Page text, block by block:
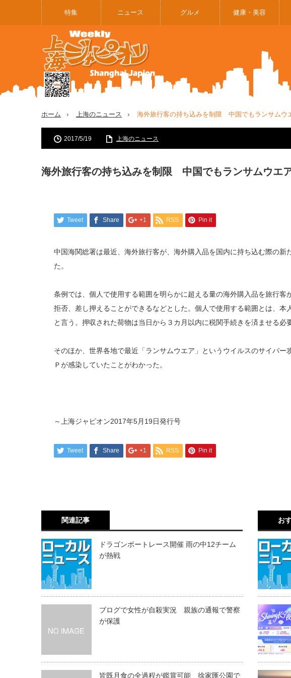
特集 ニュース グルメ 健康・美容
ホーム 上海のニュース 海外旅行客の持ち込みを制限 中国でもランサムウ
2017/5/19 上海のニュース
海外旅行客の持ち込みを制限 中国でもランサムウエ
Tweet Share +1 RSS Pin it
中国海関総署は最近、海外旅行客が、海外購入品を国内に持ち込む際の新
た。
条例では、個人で使用する範囲を明らかに超える量の海外購入品を旅行
拒否、差し押えることができるなどとした。個人で使用する範囲とは、
と言う。押収された荷物は当日から３カ月以内に税関手続きを済ませる必
そのほか、世界各地で最近「ランサムウエア」というウイルスのサイバー
Ｐが感染していたことがわかった。
～上海ジャピオン2017年5月19日発行号
Tweet Share +1 RSS Pin it
関連記事
ドラゴンボートレース開催 雨の中12チーム
が熱戦
ブログで女性が自殺実況 親族の通報で警察
が保護
皆既月食の全過程が鑑賞可能 徐家匯公園で
お